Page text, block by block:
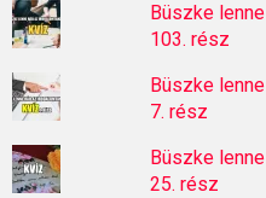
Büszke
103. rész
Büszke
7. rész
Büszke
25. rész